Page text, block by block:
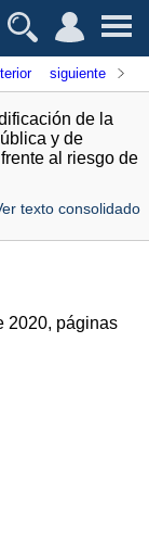
siguiente
de la
y de
al riesgo de
texto consolidado
2020, páginas